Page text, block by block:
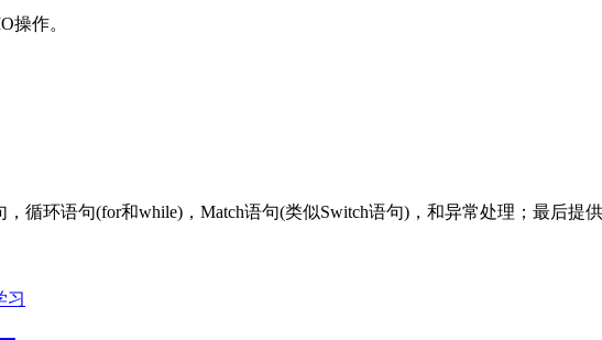
操作。
循环语句(for和while)，Match语句(类似Switch语句)，和异常处理；最后提
习